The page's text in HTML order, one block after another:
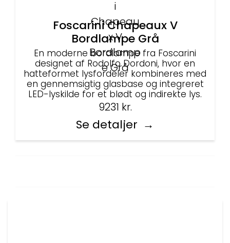
Foscarini Chapeaux V
Bordlampe Grå
En moderne bordlampe fra Foscarini
designet af Rodolfo Dordoni, hvor en
hatteformet lysfordeler kombineres med
en gennemsigtig glasbase og integreret
LED-lyskilde for et blødt og indirekte lys.
9231 kr.
Se detaljer